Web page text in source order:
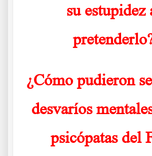
su estupidez
¿Cómo pudieron
desvaríos
psicópatas del